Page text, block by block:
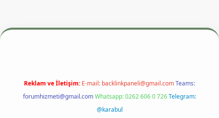
betexper.xyzm elexbet
Reklam ve İletişim: E-mail: backlinkpaneli@gmail.comTeams:
forumhizmeti@gmail.comWhatsapp: 0262 606 0 726Telegram:
@karabul